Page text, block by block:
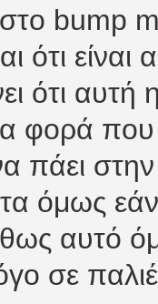
bump
ότι
ότι αυτή
φορά που
πάει
όμως εάν
αυτό
σε